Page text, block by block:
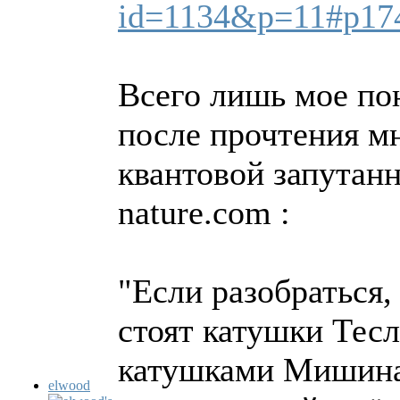
elwood
Всего лишь мое
после прочтения
квантовой
nature.com :
"Если
стоят катушки
катушками